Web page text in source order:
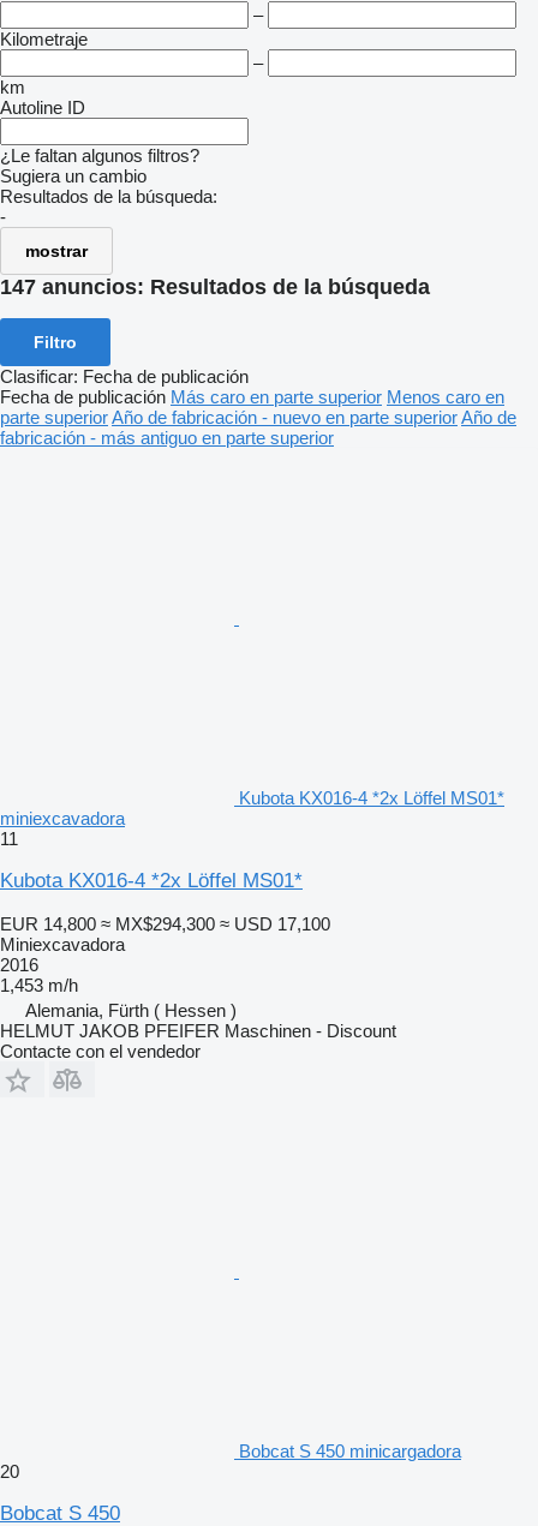
–
Kilometraje
–
km
Autoline ID
¿Le faltan algunos filtros?
Sugiera un cambio
Resultados de la búsqueda:
-
mostrar
147 anuncios: Resultados de la búsqueda
Filtro
Clasificar: Fecha de publicación
Fecha de publicación Más caro en parte superior Menos caro en
parte superiorAño de fabricación - nuevo en parte superiorAño de
fabricación - más antiguo en parte superior
Kubota KX016-4 *2x Löffel MS01*
miniexcavadora
11
Kubota KX016-4 *2x Löffel MS01*
EUR 14,800 ≈ MX$294,300 ≈ USD 17,100
Miniexcavadora
2016
1,453 m/h
Alemania, Fürth ( Hessen )
HELMUT JAKOB PFEIFER Maschinen - Discount
Contacte con el vendedor
Bobcat S 450 minicargadora
20
Bobcat S 450